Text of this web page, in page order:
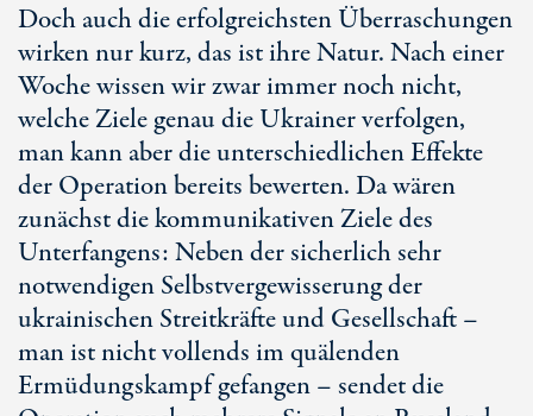
Doch auch die erfolgreichsten Überraschungen
wirken nur kurz, das ist ihre Natur. Nach einer
Woche wissen wir zwar immer noch nicht,
welche Ziele genau die Ukrainer verfolgen,
man kann aber die unterschiedlichen Effekte
der Operation bereits bewerten. Da wären
zunächst die kommunikativen Ziele des
Unterfangens: Neben der sicherlich sehr
notwendigen Selbstvergewisserung der
ukrainischen Streitkräfte und Gesellschaft –
man ist nicht vollends im quälenden
Ermüdungskampf gefangen – sendet die